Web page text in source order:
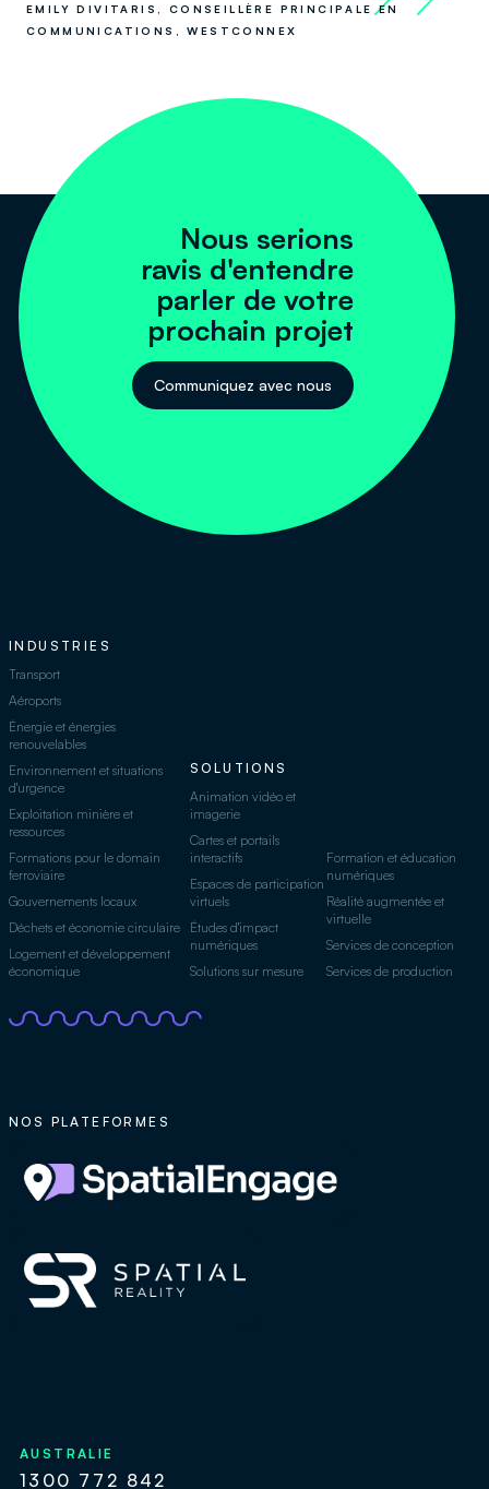
EMILY DIVITARIS, CONSEILLÈRE PRINCIPALE EN
COMMUNICATIONS, WESTCONNEX
Nous serions
ravis d'entendre
parler de votre
prochain projet
Communiquez avec nous
INDUSTRIES
Transport
Aéroports
Énergie et énergies
renouvelables
Environnement et situations
d'urgence
Exploitation minière et
ressources
Formations pour le domain
ferroviaire
Gouvernements locaux
Déchets et économie circulaire
Logement et développement
économique
SOLUTIONS
Animation vidéo et
imagerie
Cartes et portails
interactifs
Espaces de participation
virtuels
Études d'impact
numériques
Solutions sur mesure
Formation et éducation
numériques
Réalité augmentée et
virtuelle
Services de conception
Services de production
NOS PLATEFORMES
AUSTRALIE
1300 772 842